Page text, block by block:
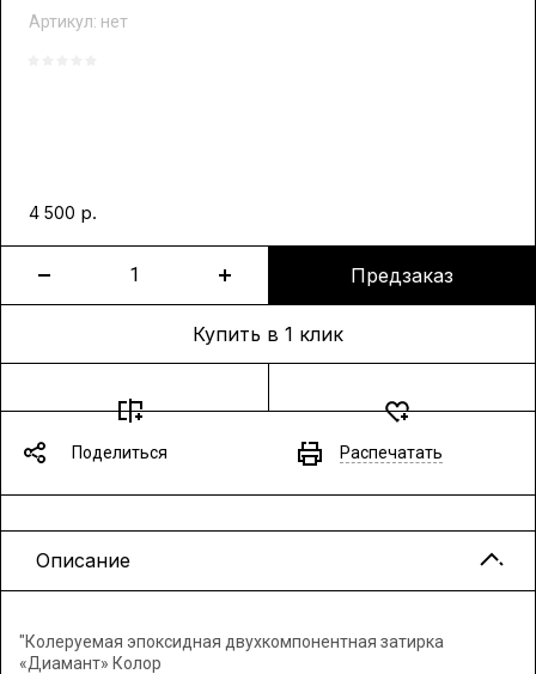
Артикул: нет
4 500 р.
Предзаказ
Купить в 1 клик
Поделиться Распечатать
Описание
"Колеруемая эпоксидная двухкомпонентная затирка
«Диамант» Колор